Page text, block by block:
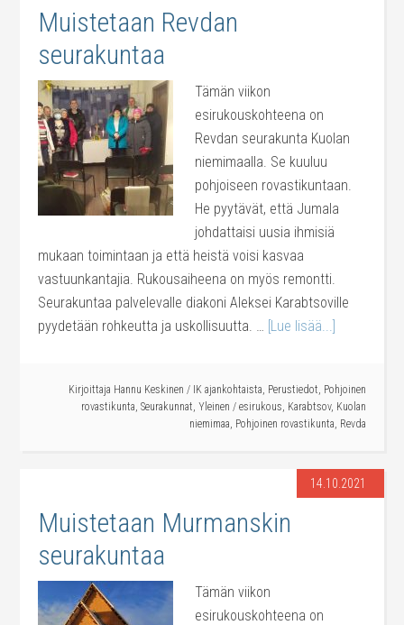
Muistetaan Revdan
seurakuntaa
Tämän viikon
esirukouskohteena on
Revdan seurakunta Kuolan
niemimaalla. Se kuuluu
pohjoiseen rovastikuntaan.
He pyytävät, että Jumala
johdattaisi uusia ihmisiä
mukaan toimintaan ja että heistä voisi kasvaa
vastuunkantajia. Rukousaiheena on myös remontti.
Seurakuntaa palvelevalle diakoni Aleksei Karabtsoville
pyydetään rohkeutta ja uskollisuutta. … [Lue lisää...]
Kirjoittaja Hannu Keskinen / IK ajankohtaista, Perustiedot, Pohjoinen
rovastikunta, Seurakunnat, Yleinen / esirukous, Karabtsov, Kuolan
niemimaa, Pohjoinen rovastikunta, Revda
14.10.2021
Muistetaan Murmanskin
seurakuntaa
Tämän viikon
esirukouskohteena on